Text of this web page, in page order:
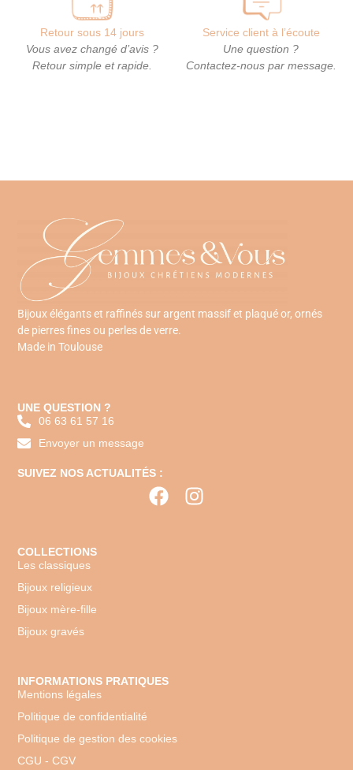
Retour sous 14 jours
Vous avez changé d’avis ?
Retour simple et rapide.
Service client à l’écoute
Une question ?
Contactez-nous par message.
Bijoux élégants et raffinés sur argent massif et plaqué or, ornés
de pierres fines ou perles de verre.
Made in Toulouse
UNE QUESTION ?
06 63 61 57 16
Envoyer un message
SUIVEZ NOS ACTUALITÉS :
COLLECTIONS
Les classiques
Bijoux religieux
Bijoux mère-fille
Bijoux gravés
INFORMATIONS PRATIQUES
Mentions légales
Politique de confidentialité
Politique de gestion des cookies
CGU - CGV